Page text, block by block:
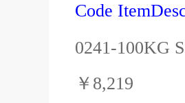
Code
0241-100KG
￥ 8,219